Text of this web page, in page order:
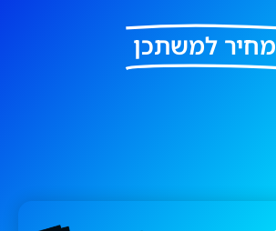
מחיר למשתכן